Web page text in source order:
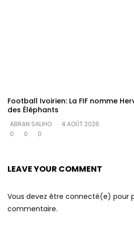
Football Ivoirien: La FIF nomme
des Éléphants
ABRAN SALIHO
4 AOÛT 2026
0
0 0
LEAVE YOUR COMMENT
Vous devez être connecté(e) pour
commentaire.